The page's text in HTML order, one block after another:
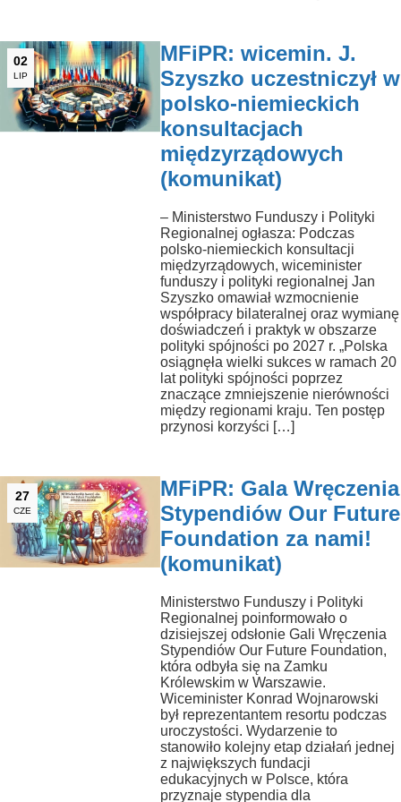
02
LIP
MFiPR: wicemin. J.
Szyszko uczestniczył w
polsko-niemieckich
konsultacjach
międzyrządowych
(komunikat)
– Ministerstwo Funduszy i Polityki
Regionalnej ogłasza: Podczas
polsko-niemieckich konsultacji
międzyrządowych, wiceminister
funduszy i polityki regionalnej Jan
Szyszko omawiał wzmocnienie
współpracy bilateralnej oraz wymianę
doświadczeń i praktyk w obszarze
polityki spójności po 2027 r. „Polska
osiągnęła wielki sukces w ramach 20
lat polityki spójności poprzez
znaczące zmniejszenie nierówności
między regionami kraju. Ten postęp
przynosi korzyści […]
27
CZE
MFiPR: Gala Wręczenia
Stypendiów Our Future
Foundation za nami!
(komunikat)
Ministerstwo Funduszy i Polityki
Regionalnej poinformowało o
dzisiejszej odsłonie Gali Wręczenia
Stypendiów Our Future Foundation,
która odbyła się na Zamku
Królewskim w Warszawie.
Wiceminister Konrad Wojnarowski
był reprezentantem resortu podczas
uroczystości. Wydarzenie to
stanowiło kolejny etap działań jednej
z największych fundacji
edukacyjnych w Polsce, która
przyznaje stypendia dla